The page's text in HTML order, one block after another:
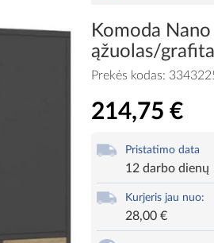
Komoda
ąžuolas/
Prekės kodas:
214,75 €
Pristatimo data
12 darbo dienų
Kurjeris jau nuo:
28,00 €